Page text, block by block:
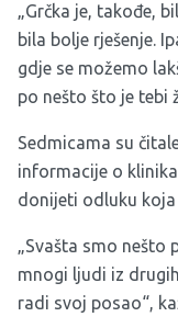
„Grčka je, takođe,
bila bolje rješenje.
gdje se možemo
po nešto što je tebi
Sedmicama su
informacije o
donijeti odluku
„Svašta smo nešto
mnogi ljudi iz
radi svoj posao“,